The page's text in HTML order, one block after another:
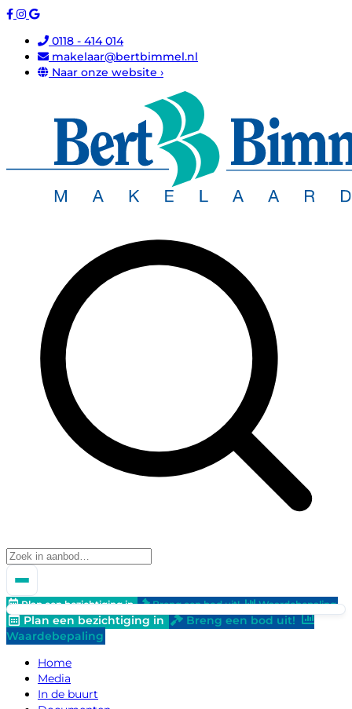
0118 - 414 014
makelaar@bertbimmel.nl
Naar onze website ›
Plan een bezichtiging in Breng een bod uit! Waardebepaling
Plan een bezichtiging in
Breng een bod uit!
Waardebepaling
Home
Media
In de buurt